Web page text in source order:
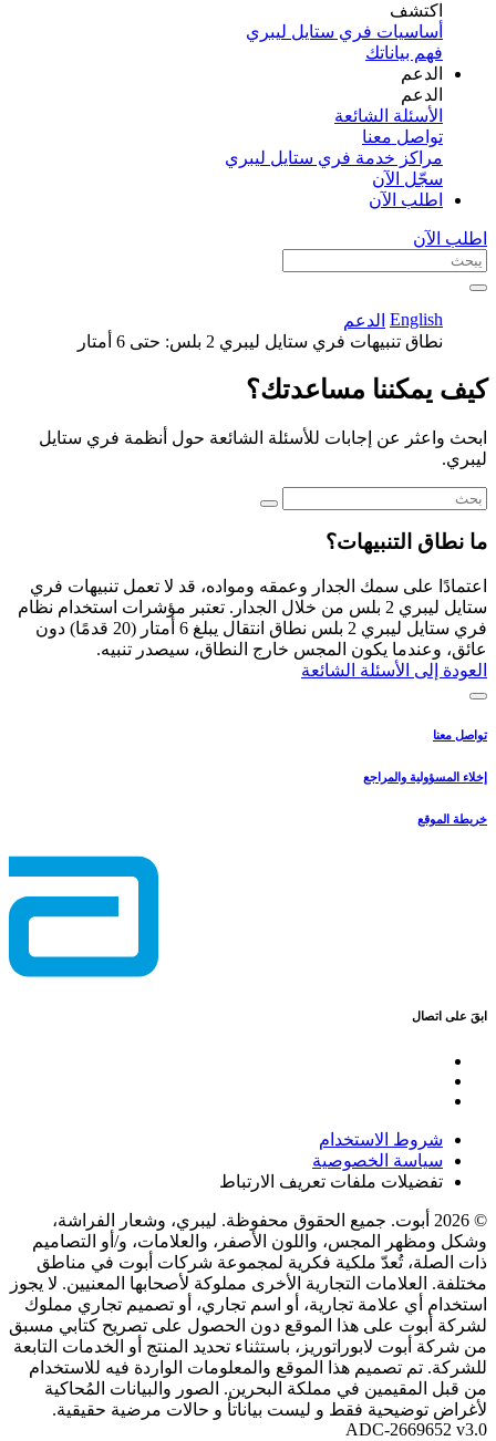
اكتشف​
أساسيات فري ستايل ليبري
فهم بياناتك
الدعم
الدعم
الأسئلة الشائعة
تواصل معنا
مراكز خدمة فري ستايل ليبري
سجّل الآن​
اطلب الآن
اطلب الآن
English الدعم
نطاق تنبيهات فري ستايل ليبري 2 بلس: حتى 6 أمتار
كيف يمكننا مساعدتك؟
ابحث واعثر عن إجابات للأسئلة الشائعة حول أنظمة فري ستايل
ليبري.
ما نطاق التنبيهات؟
اعتمادًا على سمك الجدار وعمقه ومواده، قد لا تعمل تنبيهات فري
ستايل ليبري 2 بلس من خلال الجدار. تعتبر مؤشرات استخدام نظام
فري ستايل ليبري 2 بلس نطاق انتقال يبلغ 6 أمتار (20 قدمًا) دون
عائق، وعندما يكون المجس خارج النطاق، سيصدر تنبيه.
العودة إلى الأسئلة الشائعة
تواصل معنا
إخلاء المسؤولية والمراجع
خريطة الموقع
ابقَ على اتصال
شروط الاستخدام
سياسة الخصوصية
تفضيلات ملفات تعريف الارتباط
© 2026 أبوت. جميع الحقوق محفوظة. ليبري، وشعار الفراشة،
وشكل ومظهر المجس، واللون الأصفر، والعلامات، و/أو التصاميم
ذات الصلة، تُعدّ ملكية فكرية لمجموعة شركات أبوت في مناطق
مختلفة. العلامات التجارية الأخرى مملوكة لأصحابها المعنيين. لا يجوز
استخدام أي علامة تجارية، أو اسم تجاري، أو تصميم تجاري مملوك
لشركة أبوت على هذا الموقع دون الحصول على تصريح كتابي مسبق
من شركة أبوت لابوراتوريز، باستثناء تحديد المنتج أو الخدمات التابعة
للشركة. تم تصميم هذا الموقع والمعلومات الواردة فيه للاستخدام
من قبل المقيمين في مملكة البحرين. الصور والبيانات المُحاكية
لأغراض توضيحية فقط و ليست بياناتأ و حالات مرضية حقيقية.
ADC-2669652 v3.0